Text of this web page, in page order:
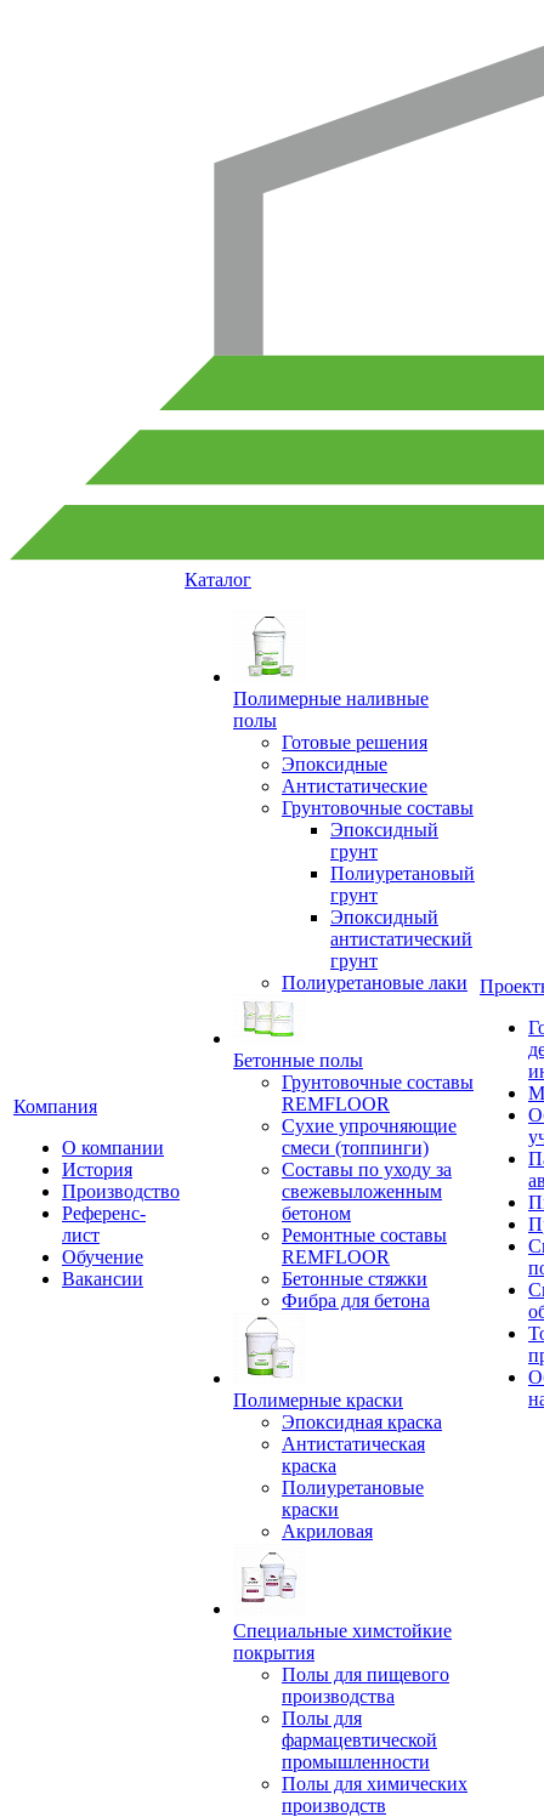
Компания
О компании
История
Производство
Референс-
лист
Обучение
Вакансии
Каталог
Полимерные наливные
полы
Готовые решения
Эпоксидные
Антистатические
Грунтовочные составы
Эпоксидный
грунт
Полиуретановый
грунт
Эпоксидный
антистатический
грунт
Полиуретановые лаки
Бетонные полы
Грунтовочные составы
REMFLOOR
Сухие упрочняющие
смеси (топпинги)
Составы по уходу за
свежевыложенным
бетоном
Ремонтные составы
REMFLOOR
Бетонные стяжки
Фибра для бетона
Полимерные краски
Эпоксидная краска
Антистатическая
краска
Полиуретановые
краски
Акриловая
Специальные химстойкие
покрытия
Полы для пищевого
производства
Полы для
фармацевтической
промышленности
Полы для химических
производств